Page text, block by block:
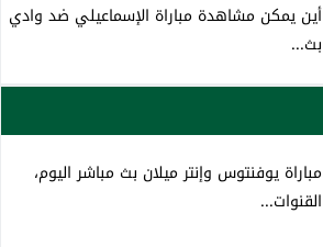
أين يمكن مشاهدة مباراة الإسماعيلي ضد وادي
بث...
مباراة يوفنتوس وإنتر ميلان بث مباشر اليوم،
القنوات...